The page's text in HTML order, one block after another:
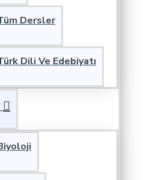
Dersler
Dili Ve Edebiyatı